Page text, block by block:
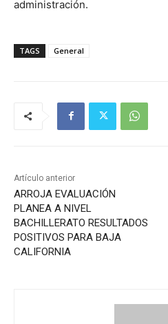
administración.
TAGS General
Artículo anterior
ARROJA EVALUACIÓN
PLANEA A NIVEL
BACHILLERATO RESULTADOS
POSITIVOS PARA BAJA
CALIFORNIA